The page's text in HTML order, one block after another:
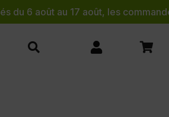
du 6 août au 17 août, les